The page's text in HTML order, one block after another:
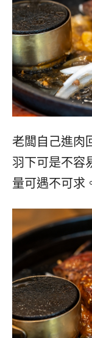
老闆自己進肉
羽下可是不容
量可遇不可求